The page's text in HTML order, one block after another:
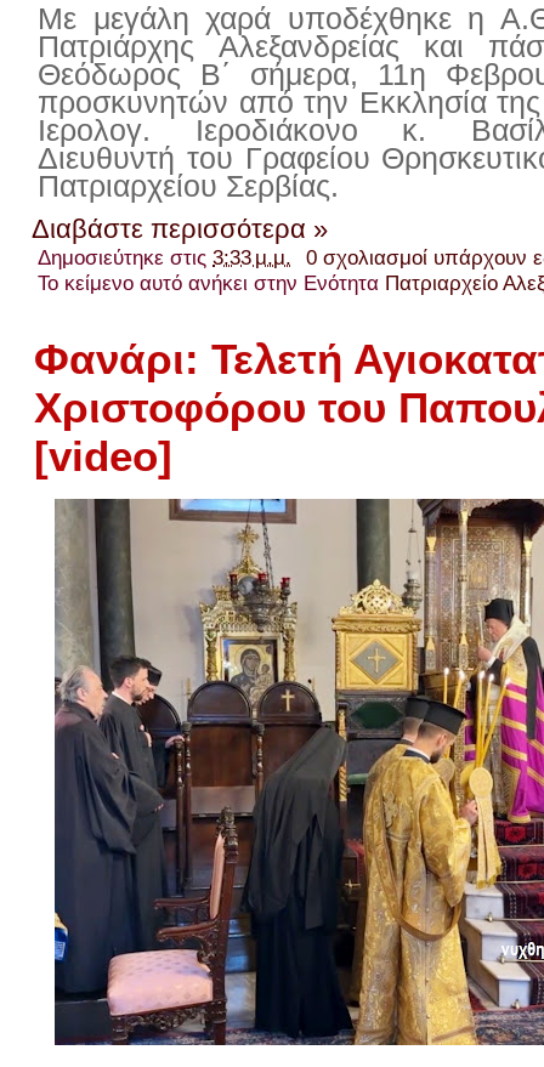
Με μεγάλη χαρά υποδέχθηκε η
Πατριάρχης Αλεξανδρείας και
Θεόδωρος Β΄ σήμερα, 11η
προσκυνητών από την Εκκλησία
Ιερολογ. Ιεροδιάκονο κ.
Διευθυντή του Γραφείου
Πατριαρχείου Σερβίας.
Διαβάστε περισσότερα »
Δημοσιεύτηκε στις3:33 μ.μ.
0 σχολιασμοί υπάρχουν
Το κείμενο αυτό ανήκει στην Ενότητα Πατριαρχείο
Φανάρι: Τελετή
Χριστοφόρου του
[video]